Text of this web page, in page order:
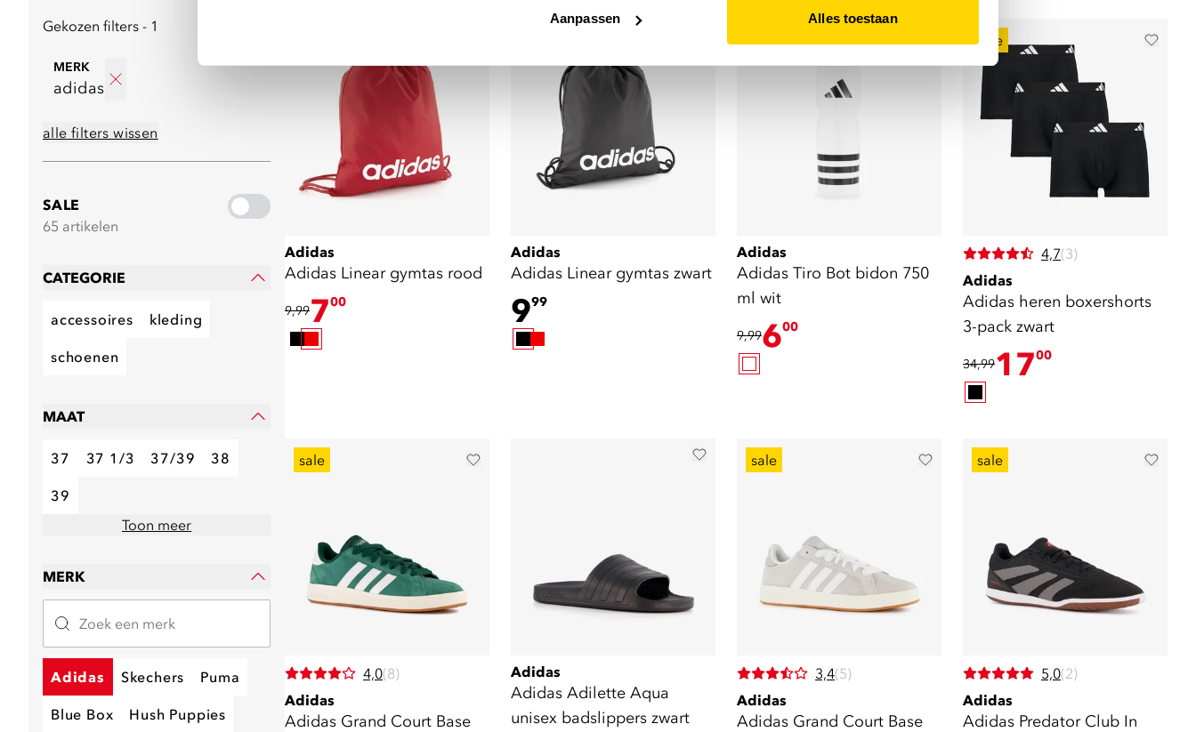
Aanpassen Alles toestaan
Gekozen filters - 1
MERK
adidas
alle filters wissen
SALE
65 artikelen
CATEGORIE
accessoires kleding
schoenen
MAAT
37 37 1/3 37/39 38
39
Toon meer
MERK
Adidas Skechers Puma
Blue Box Hush Puppies
Adidas
Adidas Linear gymtas rood
9,99700
Adidas
Adidas Linear gymtas zwart
999
sale
Adidas
Adidas Tiro Bot bidon 750
ml wit
9,99600
sale
4,7(3)
Adidas
Adidas heren boxershorts
3-pack zwart
34,991700
sale
4,0(8)
Adidas
Adidas Grand Court Base
Adidas
Adidas Adilette Aqua
unisex badslippers zwart
sale
3,4(5)
Adidas
Adidas Grand Court Base
sale
5,0(2)
Adidas
Adidas Predator Club In